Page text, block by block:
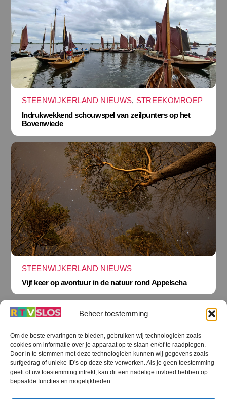
Beheer toestemming
Om de beste ervaringen te bieden, gebruiken wij technologieën zoals
cookies om informatie over je apparaat op te slaan en/of te raadplegen.
Door in te stemmen met deze technologieën kunnen wij gegevens zoals
surfgedrag of unieke ID's op deze site verwerken. Als je geen toestemming
geeft of uw toestemming intrekt, kan dit een nadelige invloed hebben op
bepaalde functies en mogelijkheden.
STEENWIJKERLAND NIEUWS, STREEKOMROEP
Indrukwekkend schouwspel van zeilpunters op het
Bovenwiede
STEENWIJKERLAND NIEUWS
Vijf keer op avontuur in de natuur rond Appelscha
Terug
naar
boven
RTV SLOS